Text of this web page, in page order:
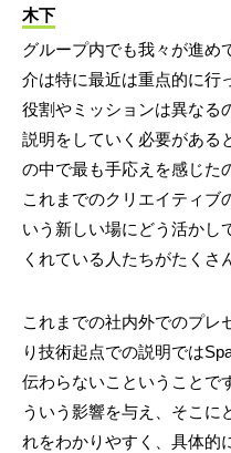
木下
グループ内でも我々が進め
介は特に最近は重点的に行
役割やミッションは異なる
説明をしていく必要がある
の中で最も手応えを感じた
これまでのクリエイティブ
いう新しい場にどう活かし
くれている人たちがたくさ
これまでの社内外でのプレ
り技術起点での説明では
伝わらないこということで
ういう影響を与え、そこに
れをわかりやすく、具体的